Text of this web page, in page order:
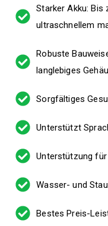
Starker Akku: Bis
ultraschnellem
Robuste
langlebiges
Sorgfältiges
Unterstützt
Unterstützung
Wasser- und
Bestes Preis-